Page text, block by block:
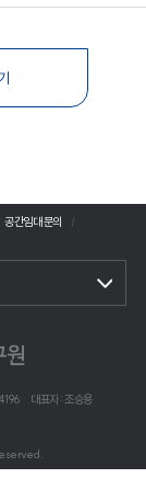
공간임대 문의
대표자 : 조승용